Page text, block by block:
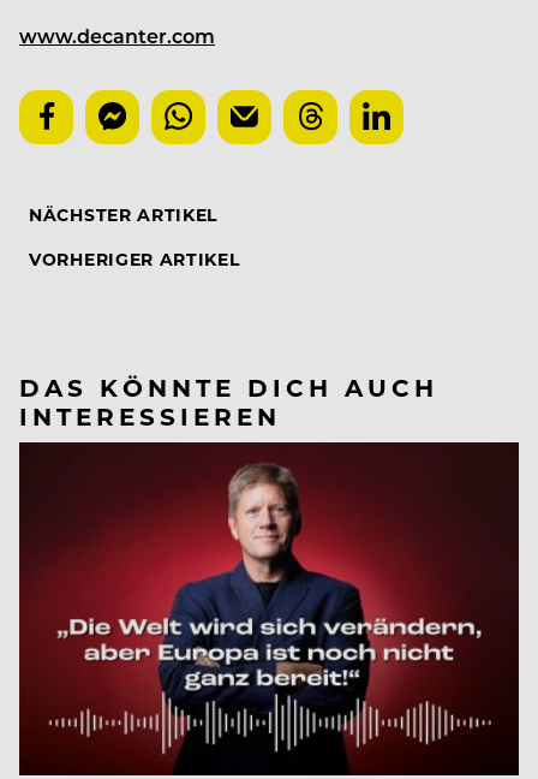
www.decanter.com
NÄCHSTER ARTIKEL
VORHERIGER ARTIKEL
DAS KÖNNTE DICH AUCH
INTERESSIEREN